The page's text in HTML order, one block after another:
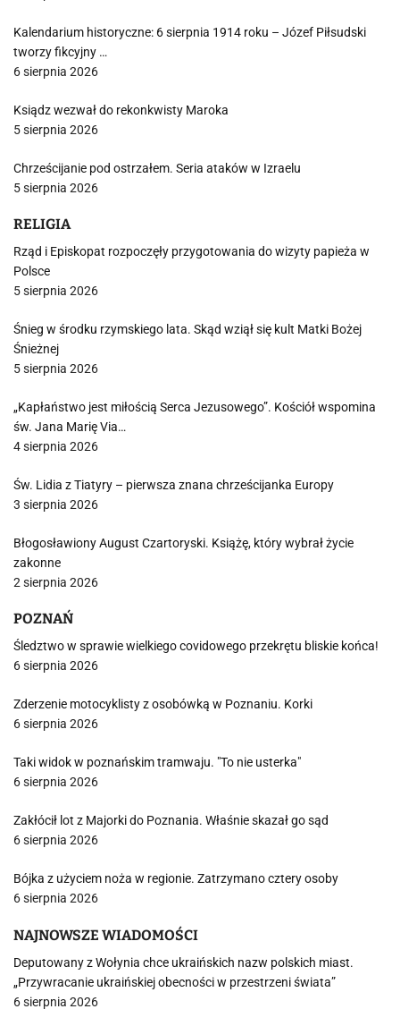
Kalendarium historyczne: 6 sierpnia 1914 roku – Józef Piłsudski
tworzy fikcyjny …
6 sierpnia 2026
Ksiądz wezwał do rekonkwisty Maroka
5 sierpnia 2026
Chrześcijanie pod ostrzałem. Seria ataków w Izraelu
5 sierpnia 2026
RELIGIA
Rząd i Episkopat rozpoczęły przygotowania do wizyty papieża w
Polsce
5 sierpnia 2026
Śnieg w środku rzymskiego lata. Skąd wziął się kult Matki Bożej
Śnieżnej
5 sierpnia 2026
„Kapłaństwo jest miłością Serca Jezusowego”. Kościół wspomina
św. Jana Marię Via…
4 sierpnia 2026
Św. Lidia z Tiatyry – pierwsza znana chrześcijanka Europy
3 sierpnia 2026
Błogosławiony August Czartoryski. Książę, który wybrał życie
zakonne
2 sierpnia 2026
POZNAŃ
Śledztwo w sprawie wielkiego covidowego przekrętu bliskie końca!
6 sierpnia 2026
Zderzenie motocyklisty z osobówką w Poznaniu. Korki
6 sierpnia 2026
Taki widok w poznańskim tramwaju. "To nie usterka"
6 sierpnia 2026
Zakłócił lot z Majorki do Poznania. Właśnie skazał go sąd
6 sierpnia 2026
Bójka z użyciem noża w regionie. Zatrzymano cztery osoby
6 sierpnia 2026
NAJNOWSZE WIADOMOŚCI
Deputowany z Wołynia chce ukraińskich nazw polskich miast.
„Przywracanie ukraińskiej obecności w przestrzeni świata”
6 sierpnia 2026